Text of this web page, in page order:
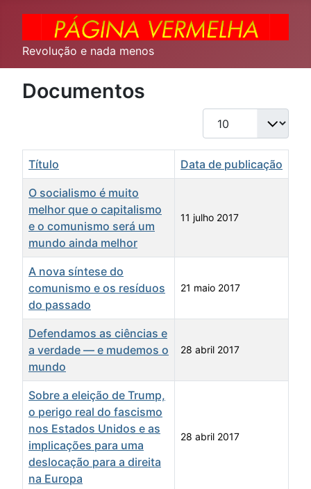
Revolução e nada menos
Documentos
Qtd. a exibir
Título Data de publicação
O socialismo é muito
melhor que o capitalismo
e o comunismo será um
mundo ainda melhor
11 julho 2017
A nova síntese do
comunismo e os resíduos
do passado
21 maio 2017
Defendamos as ciências e
a verdade — e mudemos o
mundo
28 abril 2017
Sobre a eleição de Trump,
o perigo real do fascismo
nos Estados Unidos e as
implicações para uma
deslocação para a direita
na Europa
28 abril 2017